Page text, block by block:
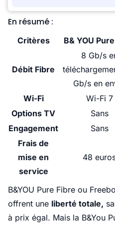
En résumé :
Critères B& YOU
Débit Fibre
8 Gb/s
Gb/s en
Wi-Fi
Wi-Fi 7
Options TV
Sans
Engagement
Sans
Frais de
mise en
service
48
B&YOU Pure Fibre ou
offrent une liberté totale,
à prix égal. Mais la B&You